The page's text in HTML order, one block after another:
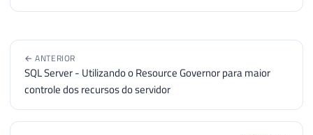
← ANTERIOR
SQL Server - Utilizando o Resource Governor para maior
controle dos recursos do servidor